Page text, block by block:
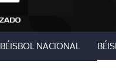
BÉISBOL NACIONAL